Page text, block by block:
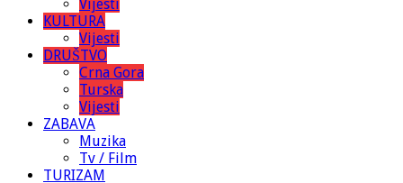
Vijesti
KULTURA
Vijesti
DRUŠTVO
Crna Gora
Turska
Vijesti
ZABAVA
Muzika
Tv / Film
TURIZAM